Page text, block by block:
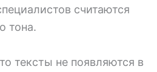
считаются
тона.
тексты не появляются в